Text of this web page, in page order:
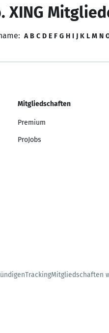
XING
A B C D E F G H I J K L M N
Mitgliedschaften
Premium
ProJobs
TrackingMitgliedschaften